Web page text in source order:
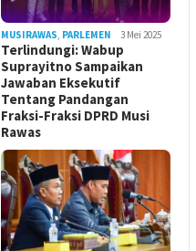
MUSIRAWAS PARLEMEN 3 Mei 2025
Terlindungi: Wabup
Suprayitno Sampaikan
Jawaban Eksekutif
Tentang Pandangan
Fraksi-Fraksi DPRD Musi
Rawas